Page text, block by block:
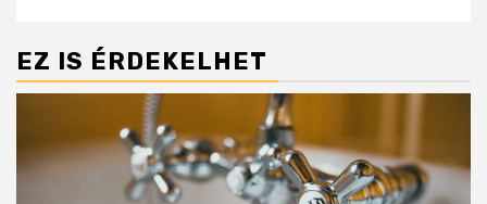
EZ IS ÉRDEKELHET